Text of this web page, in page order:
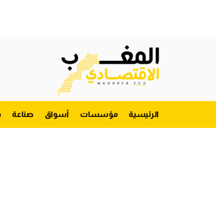
الرئيسية مؤسسات أسواق صناعة